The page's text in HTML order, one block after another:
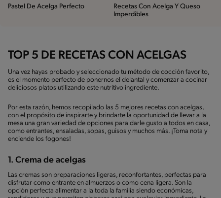
Pastel De Acelga Perfecto
Recetas Con Acelga Y Queso
Imperdibles
TOP 5 DE RECETAS CON ACELGAS
Una vez hayas probado y seleccionado tu método de cocción favorito,
es el momento perfecto de ponernos el delantal y comenzar a cocinar
deliciosos platos utilizando este nutritivo ingrediente.
Por esta razón, hemos recopilado las 5 mejores recetas con acelgas,
con el propósito de inspirarte y brindarte la oportunidad de llevar a la
mesa una gran variedad de opciones para darle gusto a todos en casa,
como entrantes, ensaladas, sopas, guisos y muchos más. ¡Toma nota y
enciende los fogones!
1. Crema de acelgas
Las cremas son preparaciones ligeras, reconfortantes, perfectas para
disfrutar como entrante en almuerzos o como cena ligera. Son la
opción perfecta alimentar a la toda la familia siendo económicas,